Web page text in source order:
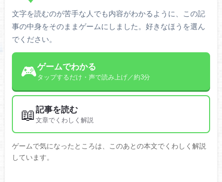
文字を読むのが苦手な人でも内容がわかるように、この記
事の中身をそのままゲームにしました。好きなほうを選ん
でください。
🎮ゲームでわかる
タップするだけ・声で読み上げ／約3分
📖記事を読む
文章でくわしく解説
ゲームで気になったところは、このあとの本文でくわしく解説
しています。